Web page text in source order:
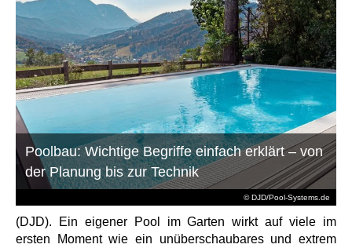
© DJD/Pool-Systems.de
Poolbau: Wichtige Begriffe einfach erklärt – von
der Planung bis zur Technik
(DJD). Ein eigener Pool im Garten wirkt auf viele im
ersten Moment wie ein unüberschaubares und extrem